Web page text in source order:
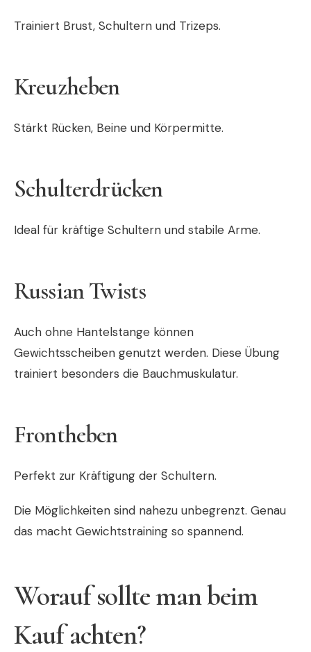
Trainiert Brust, Schultern und Trizeps.
Kreuzheben
Stärkt Rücken, Beine und Körpermitte.
Schulterdrücken
Ideal für kräftige Schultern und stabile Arme.
Russian Twists
Auch ohne Hantelstange können
Gewichtsscheiben genutzt werden. Diese Übung
trainiert besonders die Bauchmuskulatur.
Frontheben
Perfekt zur Kräftigung der Schultern.
Die Möglichkeiten sind nahezu unbegrenzt. Genau
das macht Gewichtstraining so spannend.
Worauf sollte man beim
Kauf achten?